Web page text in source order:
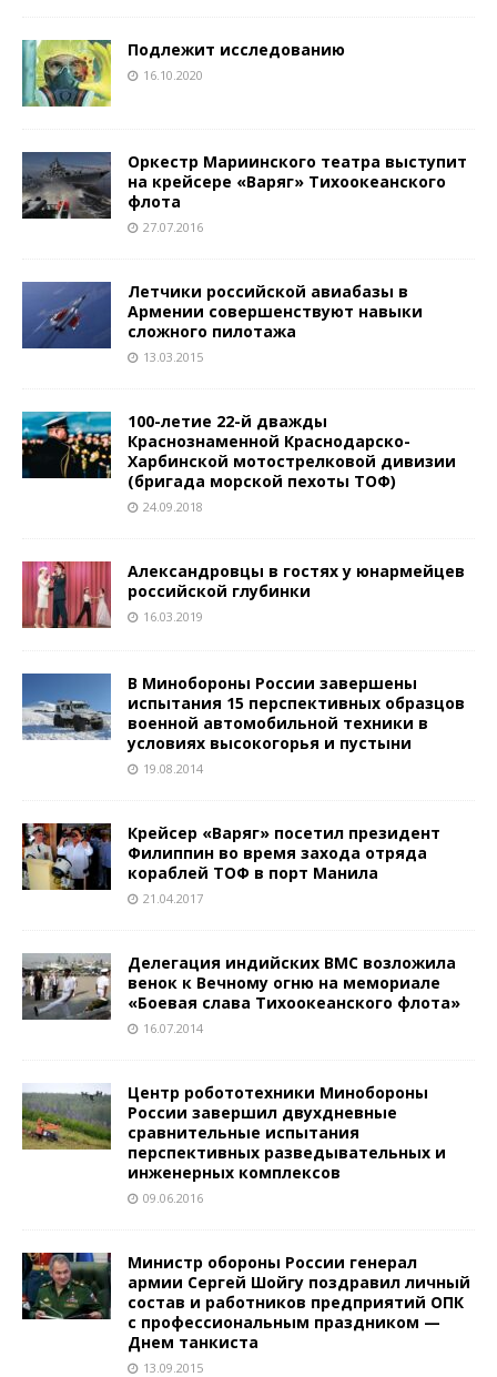
Подлежит исследованию
16.10.2020
Оркестр Мариинского театра выступит
на крейсере «Варяг» Тихоокеанского
флота
27.07.2016
Летчики российской авиабазы в
Армении совершенствуют навыки
сложного пилотажа
13.03.2015
100-летие 22-й дважды
Краснознаменной Краснодарско-
Харбинской мотострелковой дивизии
(бригада морской пехоты ТОФ)
24.09.2018
Александровцы в гостях у юнармейцев
российской глубинки
16.03.2019
В Минобороны России завершены
испытания 15 перспективных образцов
военной автомобильной техники в
условиях высокогорья и пустыни
19.08.2014
Крейсер «Варяг» посетил президент
Филиппин во время захода отряда
кораблей ТОФ в порт Манила
21.04.2017
Делегация индийских ВМС возложила
венок к Вечному огню на мемориале
«Боевая слава Тихоокеанского флота»
16.07.2014
Центр робототехники Минобороны
России завершил двухдневные
сравнительные испытания
перспективных разведывательных и
инженерных комплексов
09.06.2016
Министр обороны России генерал
армии Сергей Шойгу поздравил личный
состав и работников предприятий ОПК
с профессиональным праздником —
Днем танкиста
13.09.2015